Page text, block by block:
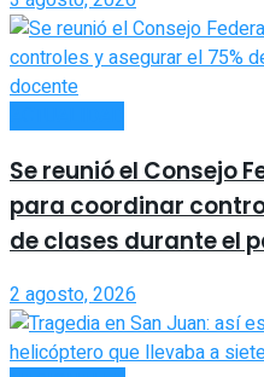
Se reunió el Consejo
para coordinar
de clases durante el
2 agosto, 2026